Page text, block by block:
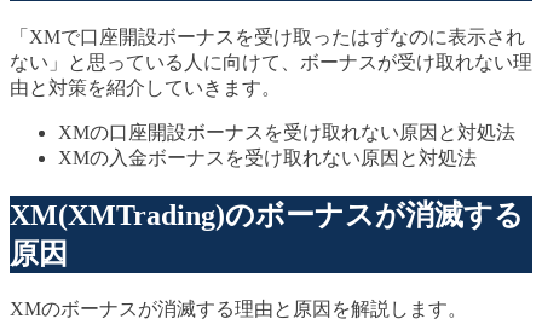
「XMで口座開設ボーナスを受け取ったはずなのに表示され
ない」と思っている人に向けて、ボーナスが受け取れない理
由と対策を紹介していきます。
XMの口座開設ボーナスを受け取れない原因と対処法
XMの入金ボーナスを受け取れない原因と対処法
XM(XMTrading)のボーナスが消滅する
原因
XMのボーナスが消滅する理由と原因を解説します。